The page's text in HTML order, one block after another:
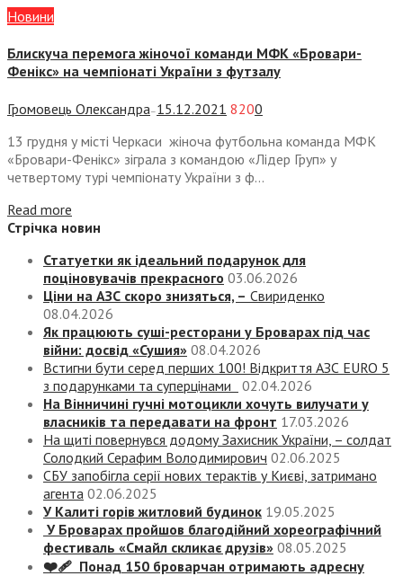
Новини
Блискуча перемога жіночої команди МФК «Бровари-
Фенікс» на чемпіонаті України з футзалу
Громовець Олександра — 15.12.2021 8200
13 грудня у місті Черкаси жіноча футбольна команда МФК
«Бровари-Фенікс» зіграла з командою «Лідер Груп» у
четвертому турі чемпіонату України з ф...
Read more
Стрічка новин
Статуетки як ідеальний подарунок для
поціновувачів прекрасного 03.06.2026
Ціни на АЗС скоро знизяться, – Свириденко
08.04.2026
Як працюють суші-ресторани у Броварах під час
війни: досвід «Сушия» 08.04.2026
Встигни бути серед перших 100! Відкриття АЗС EURO 5
з подарунками та суперцінами
02.04.2026
На Вінничині гучні мотоцикли хочуть вилучати у
власників та передавати на фронт 17.03.2026
На щиті повернувся додому Захисник України, – солдат
Солодкий Серафим Володимирович 02.06.2025
СБУ запобігла серії нових терактів у Києві, затримано
агента 02.06.2025
У Калиті горів житловий будинок 19.05.2025
У Броварах пройшов благодійний хореографічний
фестиваль «Смайл скликає друзів» 08.05.2025
❤️‍🩹 Понад 150 броварчан отримають адресну